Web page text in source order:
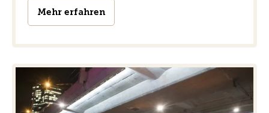
Mehr erfahren